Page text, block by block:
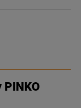
PINKO